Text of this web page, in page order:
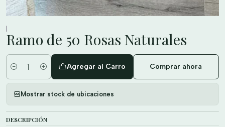
Ramo de 50 Rosas Naturales
Cantidad
Agregar al Carro Comprar ahora
Mostrar stock de ubicaciones
DESCRIPCIÓN